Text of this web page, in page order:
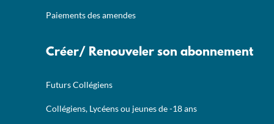
Paiements des amendes
Créer/ Renouveler son abonnement
Futurs Collégiens
Collégiens, Lycéens ou jeunes de -18 ans